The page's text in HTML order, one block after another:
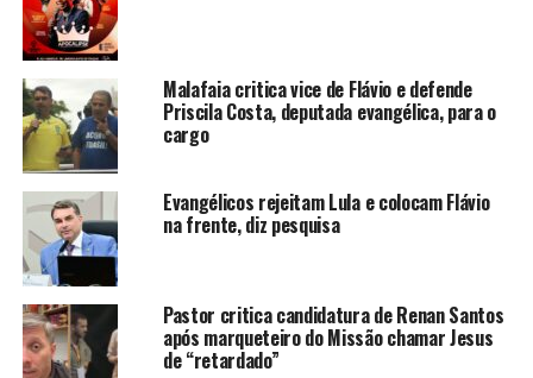
Malafaia critica vice de Flávio e defende
Priscila Costa, deputada evangélica, para o
cargo
Evangélicos rejeitam Lula e colocam Flávio
na frente, diz pesquisa
Pastor critica candidatura de Renan Santos
após marqueteiro do Missão chamar Jesus
de “retardado”